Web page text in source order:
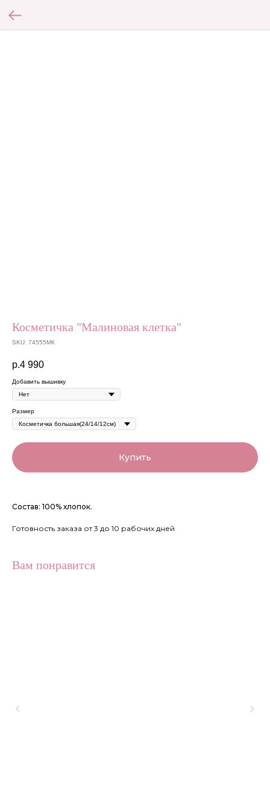
Косметичка "Малиновая клетка"
SKU: 74555МК
р.4 990
Добавить вышивку
Размер
Купить
Состав: 100% хлопок.
Готовность заказа от 3 до 10 рабочих дней
Вам понравится